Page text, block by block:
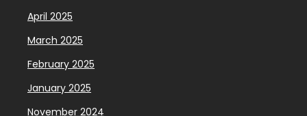
April 2025
March 2025
February 2025
January 2025
November 2024